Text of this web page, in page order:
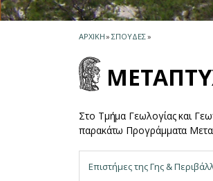
ΑΡΧΙΚΗ» ΣΠΟΥΔΕΣ»
Στο Τμήμα Γεωλογίας και
παρακάτω Προγράμματα
Επιστήμες της Γης &